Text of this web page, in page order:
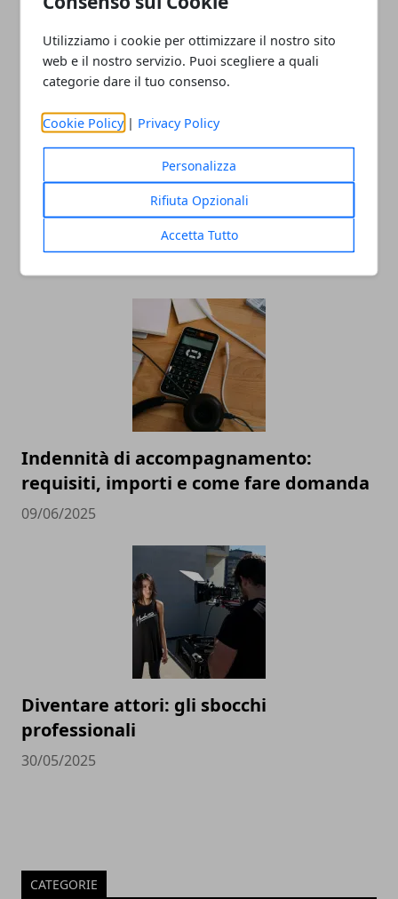
Utilizziamo i cookie per ottimizzare il nostro sito
web e il nostro servizio. Puoi scegliere a quali
categorie dare il tuo consenso.
Cookie Policy | Privacy Policy
Personalizza
Rifiuta Opzionali
Accetta Tutto
Impresa partendo da zero
nell’hospitality business? I consigli e la
storia di Lanfranco Pescante
Indennità di accompagnamento:
requisiti, importi e come fare domanda
09/06/2025
Diventare attori: gli sbocchi
professionali
30/05/2025
CATEGORIE